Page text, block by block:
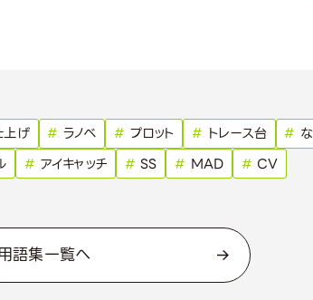
上げ # ラノベ # プロット # トレース台 #
# アイキャッチ # SS # MAD # CV
語集一覧へ